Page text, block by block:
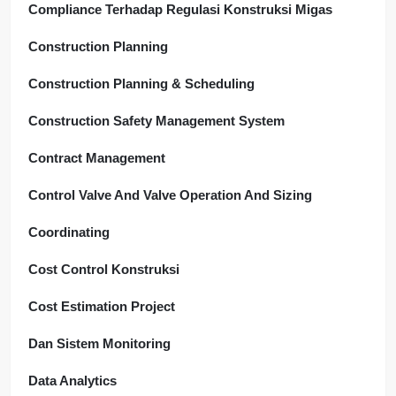
Compliance Terhadap Regulasi Konstruksi Migas
Construction Planning
Construction Planning & Scheduling
Construction Safety Management System
Contract Management
Control Valve And Valve Operation And Sizing
Coordinating
Cost Control Konstruksi
Cost Estimation Project
Dan Sistem Monitoring
Data Analytics